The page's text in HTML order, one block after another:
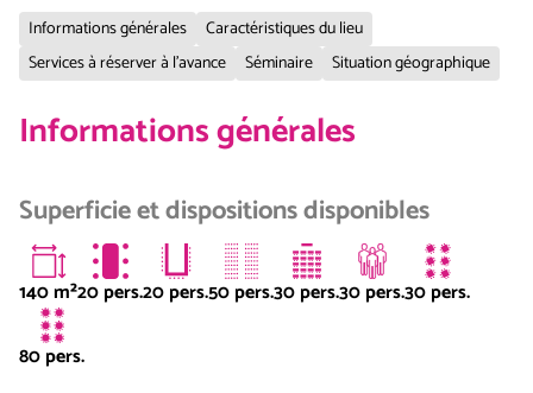
Informations générales
Caractéristiques du lieu
Services à réserver à l'avance
Séminaire Situation géographique
Informations générales
Superficie et dispositions disponibles
140m²20 pers.20 pers.50 pers.30 pers.30 pers.30 pers.
80 pers.